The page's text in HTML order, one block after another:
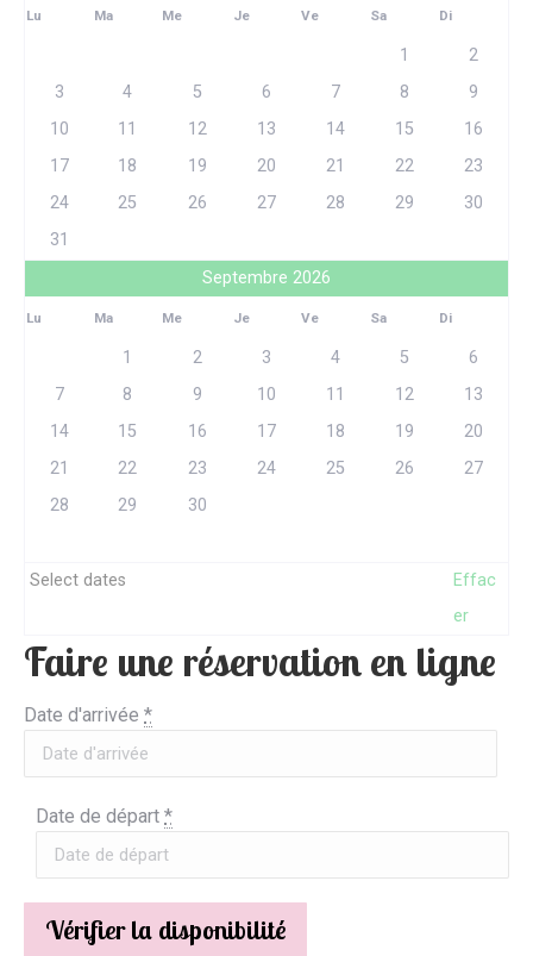
Lu Ma Me Je Ve Sa Di
1
2
3
4 5 6 7 8
9
10
11 12 13 14 15
16
17
18 19 20 21 22
23
24
25 26 27 28 29
30
31
Septembre 2026
Lu Ma Me Je Ve Sa Di
1 2 3 4 5
6
7
8 9 10 11 12
13
14
15 16 17 18 19
20
21
22 23 24 25 26
27
28
29 30
Select dates
Effac
er
Faire une réservation en ligne
Date d'arrivée *
Date de départ *